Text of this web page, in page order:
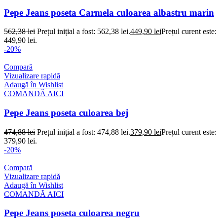
Pepe Jeans poseta Carmela culoarea albastru marin
562,38lei Prețul inițial a fost: 562,38 lei.449,90 leiPrețul curent este:
449,90 lei.
-20%
Compară
Vizualizare rapidă
Adaugă în Wishlist
COMANDĂ AICI
Pepe Jeans poseta culoarea bej
474,88lei Prețul inițial a fost: 474,88 lei.379,90 leiPrețul curent este:
379,90 lei.
-20%
Compară
Vizualizare rapidă
Adaugă în Wishlist
COMANDĂ AICI
Pepe Jeans poseta culoarea negru